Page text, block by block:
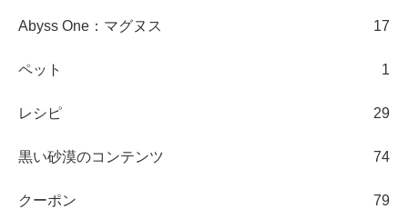
Abyss One：マグヌス 17
ペット 1
レシピ 29
黒い砂漠のコンテンツ 74
クーポン 79